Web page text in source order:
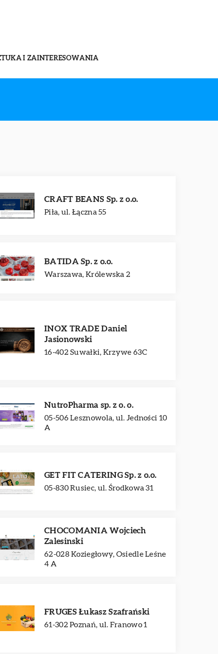
I ZAINTERESOWANIA
CRAFT BEANS Sp. z o.o.
Piła, ul. Łączna 55
BATIDA Sp. z o.o.
Warszawa, Królewska 2
INOX TRADE Daniel
Jasionowski
16-402 Suwałki, Krzywe 63C
NutroPharma sp. z o. o.
05-506 Lesznowola, ul. Jedności 10
A
GET FIT CATERING Sp. z o.o.
05-830 Rusiec, ul. Środkowa 31
CHOCOMANIA Wojciech
Zalesinski
62-028 Koziegłowy, Osiedle Leśne
4 A
FRUGES Łukasz Szafrański
61-302 Poznań, ul. Franowo 1